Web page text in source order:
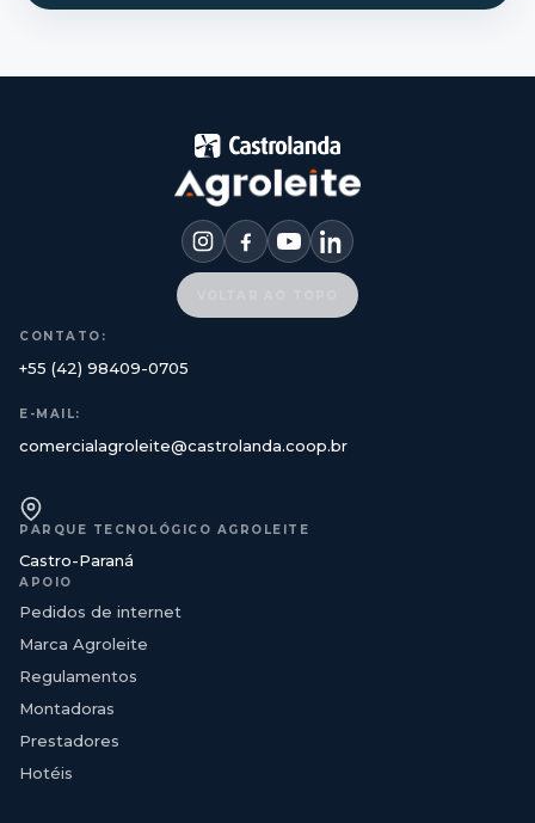
CONTATO:
+55 (42) 98409-0705
E-MAIL:
comercialagroleite@castrolanda.coop.br
PARQUE TECNOLÓGICO AGROLEITE
Castro-Paraná
APOIO
Pedidos de internet
Marca Agroleite
Regulamentos
Montadoras
Prestadores
Hotéis